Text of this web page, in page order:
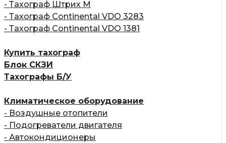
- Тахограф Штрих М
- Тахограф Continental VDO 3283
- Тахограф Continental VDO 1381
Купить тахограф
Блок СКЗИ
Тахографы Б/У
Климатическое оборудование
- Воздушные отопители
- Подогреватели двигателя
- Автокондиционеры